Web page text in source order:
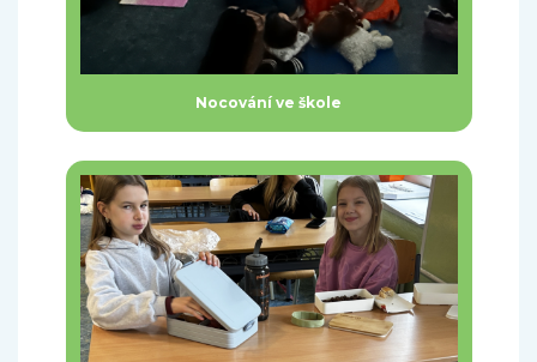
Nocování ve škole